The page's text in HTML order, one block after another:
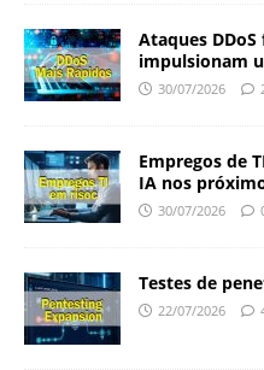
Ataques
impulsionam
30/07/2026
Empregos de
IA nos
30/07/2026
Testes de
22/07/2026